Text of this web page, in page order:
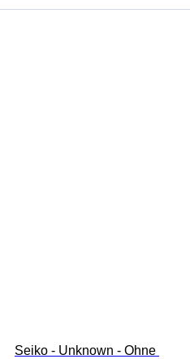
Seiko - Unknown - Ohne